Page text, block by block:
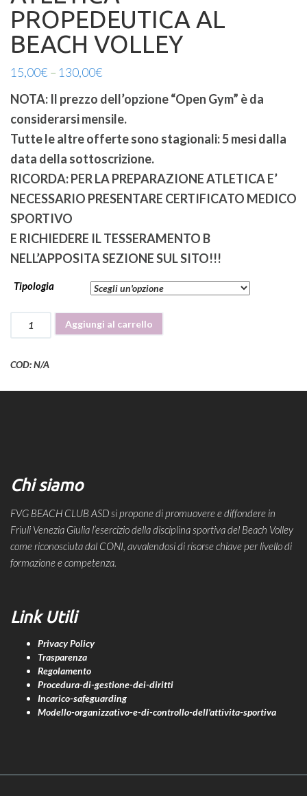
PROPEDEUTICA AL
BEACH VOLLEY
15,00€– 130,00€
NOTA: Il prezzo dell’opzione “Open Gym” è da
considerarsi mensile.
Tutte le altre offerte sono stagionali: 5 mesi dalla
data della sottoscrizione.
RICORDA: PER LA PREPARAZIONE ATLETICA E’
NECESSARIO PRESENTARE CERTIFICATO MEDICO
SPORTIVO
E RICHIEDERE IL TESSERAMENTO B
NELL’APPOSITA SEZIONE SUL SITO!!!
Tipologia
ATLETICA
AL
Aggiungi al carrello
COD:N/A
Chi siamo
FVG BEACH CLUB ASD si propone di promuovere e diffondere in
Friuli Venezia Giulia l’esercizio della disciplina sportiva del Beach Volley
come riconosciuta dal CONI, avvalendosi di risorse chiave per livello di
formazione e competenza.
Link Utili
Privacy Policy
Trasparenza
Regolamento
Procedura-di-gestione-dei-diritti
Incarico-safeguarding
Modello-organizzativo-e-di-controllo-dell'attivita-sportiva